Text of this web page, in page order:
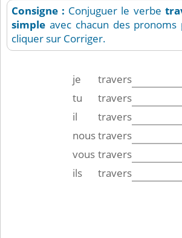
Consigne : Conjuguer le verbe
simple avec chacun des pronoms
cliquer sur Corriger.
je
travers
tu
travers
il
travers
noustravers
vous travers
ils
travers